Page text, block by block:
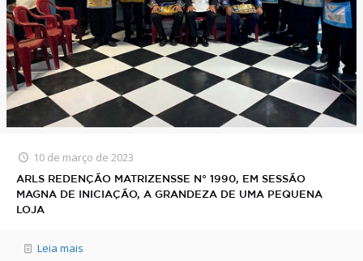
10 de março de 2023
ARLS REDENÇÃO MATRIZENSSE N° 1990, EM SESSÃO
MAGNA DE INICIAÇÃO, A GRANDEZA DE UMA PEQUENA
LOJA
Leia mais